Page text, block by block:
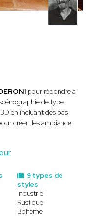
pour répondre à
de type
en incluant des bas
créer des ambiance
9 types de
styles
Industriel
Rustique
Bohème